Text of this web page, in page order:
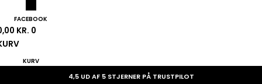
FACEBOOK
KR. 0
KURV
4,5 UD AF 5 STJERNER PÅ TRUSTPILOT